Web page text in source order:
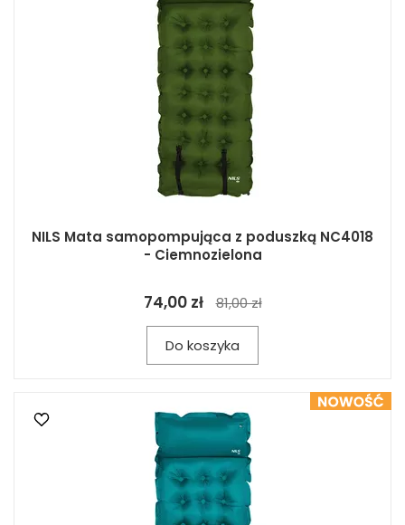
NILS Mata samopompująca z poduszką NC4018
- Ciemnozielona
74,00 zł 81,00 zł
Do koszyka